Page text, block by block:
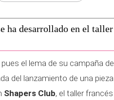
ha desarrollado en el taller
el lema de su campaña de
del lanzamiento de una pieza
Shapers Club, el taller francés